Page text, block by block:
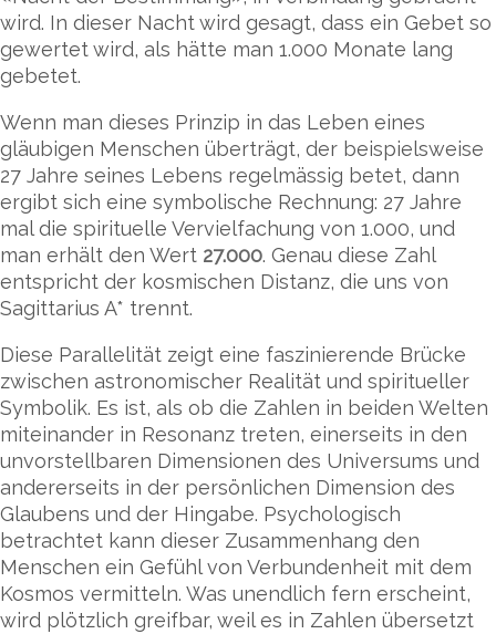
wird. In dieser Nacht wird gesagt, dass ein Gebet so
gewertet wird, als hätte man 1.000 Monate lang
gebetet.
Wenn man dieses Prinzip in das Leben eines
gläubigen Menschen überträgt, der beispielsweise
27 Jahre seines Lebens regelmässig betet, dann
ergibt sich eine symbolische Rechnung: 27 Jahre
mal die spirituelle Vervielfachung von 1.000, und
man erhält den Wert 27.000. Genau diese Zahl
entspricht der kosmischen Distanz, die uns von
Sagittarius A* trennt.
Diese Parallelität zeigt eine faszinierende Brücke
zwischen astronomischer Realität und spiritueller
Symbolik. Es ist, als ob die Zahlen in beiden Welten
miteinander in Resonanz treten, einerseits in den
unvorstellbaren Dimensionen des Universums und
andererseits in der persönlichen Dimension des
Glaubens und der Hingabe. Psychologisch
betrachtet kann dieser Zusammenhang den
Menschen ein Gefühl von Verbundenheit mit dem
Kosmos vermitteln. Was unendlich fern erscheint,
wird plötzlich greifbar, weil es in Zahlen übersetzt